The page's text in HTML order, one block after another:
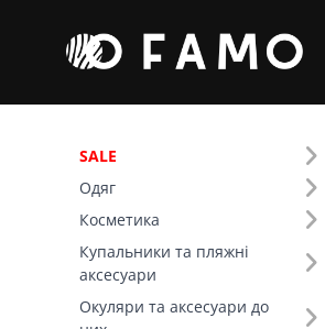
SALE
Одяг
Косметика
Купальники та пляжні
аксесуари
Окуляри та аксесуари до
Фільтр
Ціна